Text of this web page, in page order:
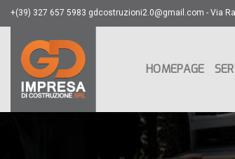
Skip
to
content
+(39) 327 657 5983 gdcostruzioni2.0@gmail.com - Via
HOMEPAGE